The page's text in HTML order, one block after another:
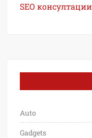
SEO консултации
Auto
Gadgets